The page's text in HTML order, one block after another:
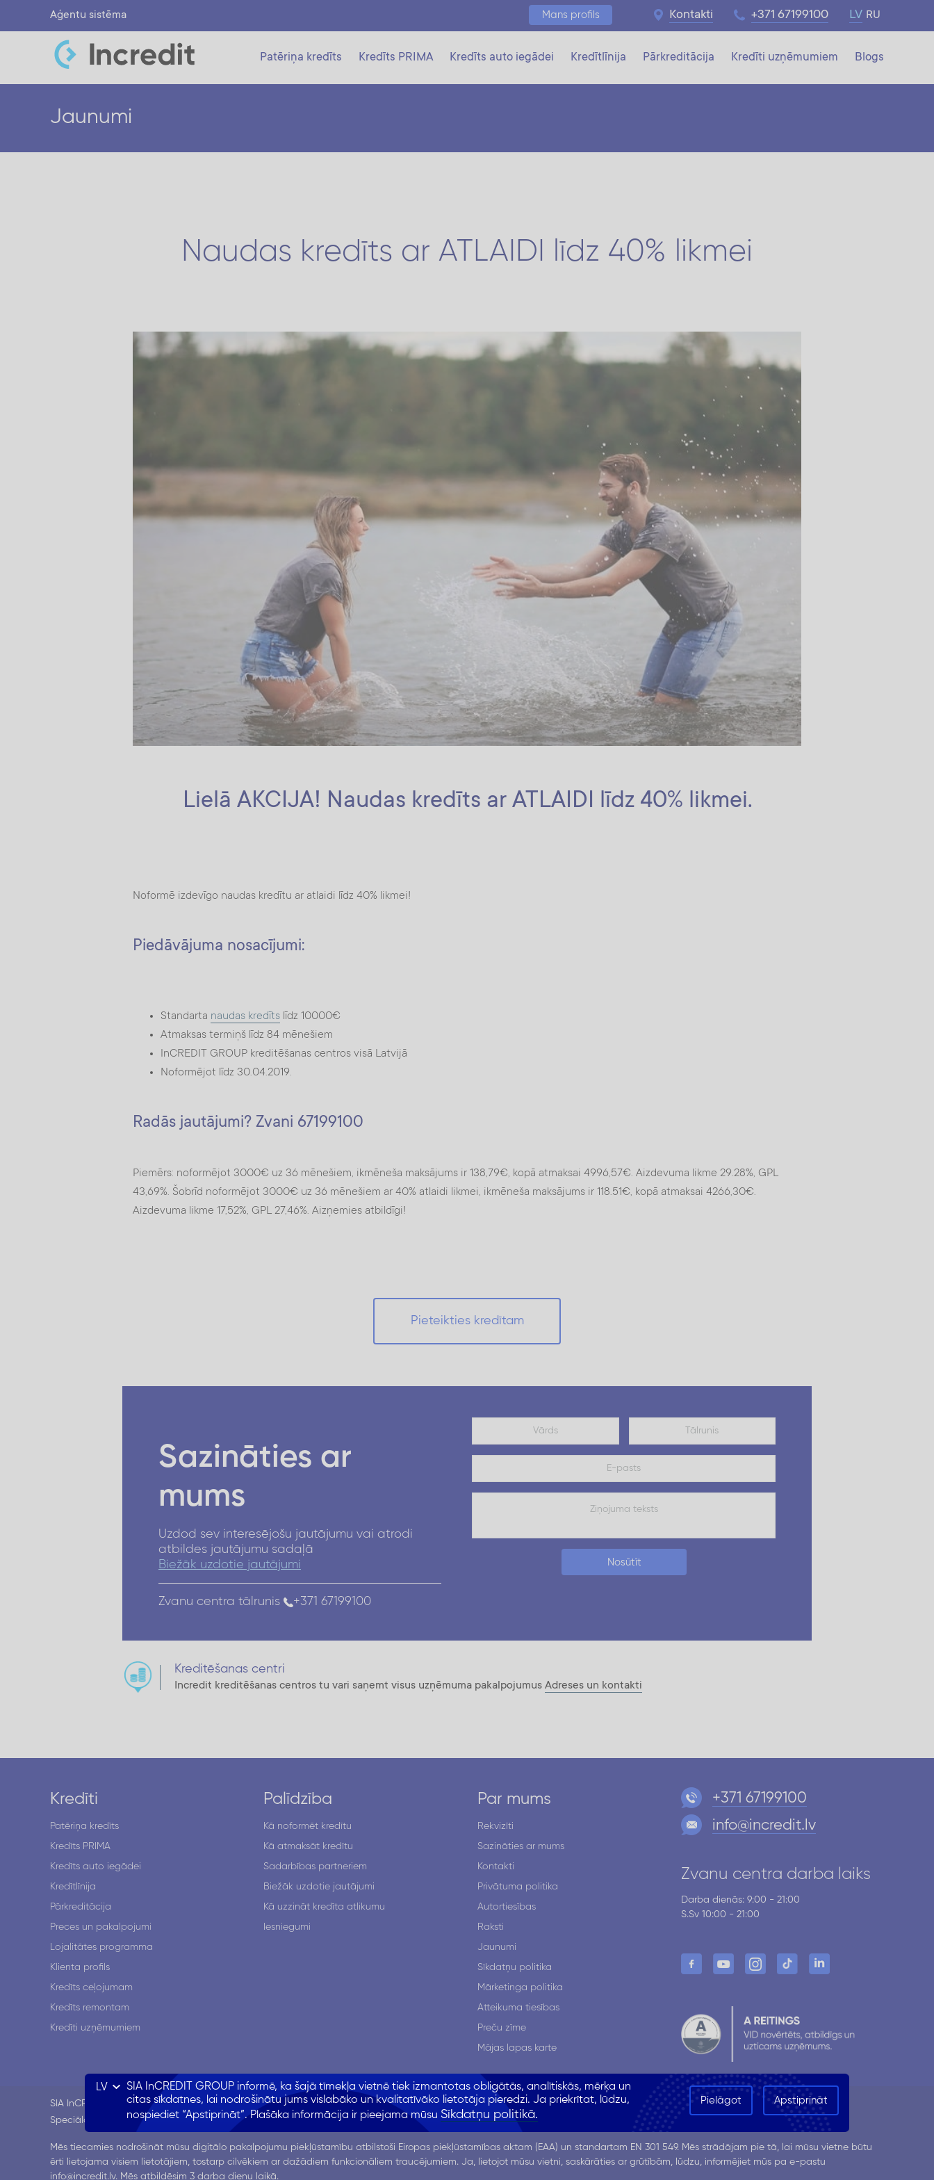
Aģentu sistēma Mans profils Kontakti +371 67199100 RU
LV
Patēriņa kredīts Kredīts PRIMA Kredīts auto iegādei Kredītlīnija Pārkreditācija Kredīti uzņēmumiem Blogs
Jaunumi
Naudas kredīts ar ATLAIDI līdz 40% likmei
Lielā AKCIJA! Naudas kredīts ar ATLAIDI līdz 40% likmei.
Noformē izdevīgo naudas kredītu ar atlaidi līdz 40% likmei!
Piedāvājuma nosacījumi:
Standarta naudas kredīts līdz 10000€
Atmaksas termiņš līdz 84 mēnešiem
InCREDIT GROUP kreditēšanas centros visā Latvijā
Noformējot līdz 30.04.2019.
Radās jautājumi? Zvani 67199100
Piemērs: noformējot 3000€ uz 36 mēnešiem, ikmēneša maksājums ir 138,79€, kopā atmaksai 4996,57€. Aizdevuma likme 29.28%, GPL
43,69%. Šobrīd noformējot 3000€ uz 36 mēnešiem ar 40% atlaidi likmei, ikmēneša maksājums ir 118.51€, kopā atmaksai 4266,30€.
Aizdevuma likme 17,52%, GPL 27,46%. Aizņemies atbildīgi!
Pieteikties kredītam
Sazināties ar
mums
Uzdod sev interesējošu jautājumu vai atrodi
atbildes jautājumu sadaļā
Biežāk uzdotie jautājumi
Zvanu centra tālrunis +371 67199100
Nosūtīt
Kreditēšanas centri
Incredit kreditēšanas centros tu vari saņemt visus uzņēmuma pakalpojumus Adreses un kontakti
Kredīti
Patēriņa kredīts
Kredīts PRIMA
Kredīts auto iegādei
Kredītlīnija
Pārkreditācija
Preces un pakalpojumi
Lojalitātes programma
Klienta profils
Kredīts ceļojumam
Kredīts remontam
Kredīti uzņēmumiem
Palīdzība
Kā noformēt kredītu
Kā atmaksāt kredītu
Sadarbības partneriem
Biežāk uzdotie jautājumi
Kā uzzināt kredīta atlikumu
Iesniegumi
Par mums
Rekvizīti
Sazināties ar mums
Kontakti
Privātuma politika
Autortiesības
Raksti
Jaunumi
Sīkdatņu politika
Mārketinga politika
Atteikuma tiesības
Preču zīme
Mājas lapas karte
+371 67199100
info@incredit.lv
Zvanu centra darba laiks
Darba dienās: 9:00 - 21:00
S.Sv 10:00 - 21:00
SIA InCREDIT GROUP ir Rietumu Bankas meitas uzņēmums.
Speciāla atļauja patērētāju kreditēšanas pakalpojumu sniegšanai Nr.NK-2016-018.
© 2011-2026 Incredit
Kr.Barona 130 k4, Rīga LV-1012
Visas tiesības aizsargātas
Mēs tiecamies nodrošināt mūsu digitālo pakalpojumu piekļūstamību atbilstoši Eiropas piekļūstamības aktam (EAA) un standartam EN 301 549. Mēs strādājam pie tā, lai mūsu vietne būtu
ērti lietojama visiem lietotājiem, tostarp cilvēkiem ar dažādiem funkcionāliem traucējumiem. Ja, lietojot mūsu vietni, saskārāties ar grūtībām, lūdzu, informējiet mūs pa e-pastu
info@incredit.lv. Mēs atbildēsim 3 darba dienu laikā.
LV
SIA InCREDIT GROUP informē, ka šajā tīmekļa vietnē tiek izmantotas obligātās, analītiskās, mērķa un
citas sīkdatnes, lai nodrošinātu jums vislabāko un kvalitatīvāko lietotāja pieredzi. Ja priekrītat, lūdzu,
nospiediet “Apstiprināt”. Plašāka informācija ir pieejama mūsu Sīkdatņu politikā.
Apstiprināt
Pielāgot